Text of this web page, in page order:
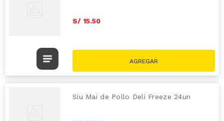
S/ 15.50
Siu Mai de Pollo Deli Freeze 24un